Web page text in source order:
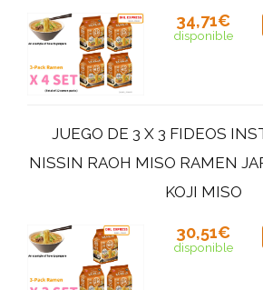
34,71€
disponible
JUEGO DE 3 X 3 FIDEOS
NISSIN RAOH MISO RAMEN
KOJI MISO
30,51€
disponible